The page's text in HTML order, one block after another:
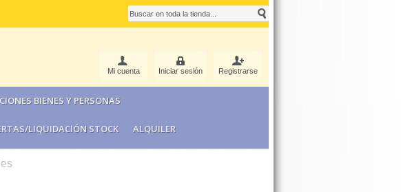
Mi cuenta Iniciar sesión Registrarse
BIENES Y PERSONAS
LIQUIDACIÓN STOCK ALQUILER